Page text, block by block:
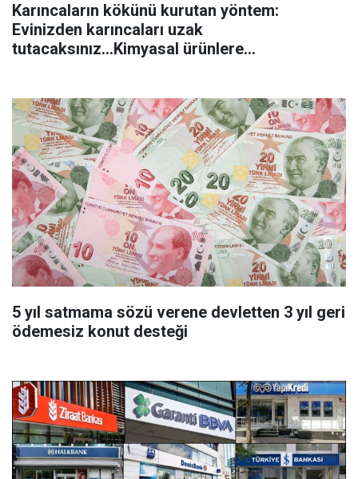
Karıncaların kökünü kurutan yöntem:
Evinizden karıncaları uzak
tutacaksınız...Kimyasal ürünlere
5 yıl satmama sözü verene devletten 3 yıl geri
ödemesiz konut desteği